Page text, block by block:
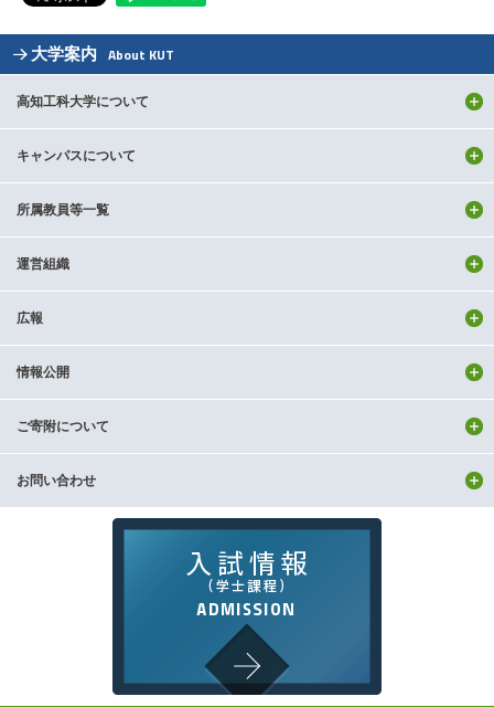
大学案内 About KUT
高知工科大学について
キャンパスについて
所属教員等一覧
運営組織
広報
情報公開
ご寄附について
お問い合わせ